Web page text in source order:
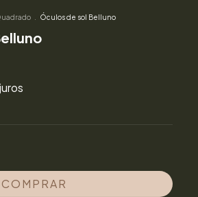
Óculos de sol Belluno